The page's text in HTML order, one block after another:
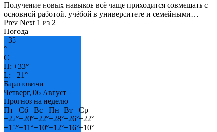
Получение новых навыков всё чаще приходится совмещать с
основной работой, учёбой в университете и семейными…
Prev Next 1 из 2
Погода
+33
°
C
H: +33°
L: +21°
Барановичи
Четверг, 06 Август
Прогноз на неделю
Пт
Сб Вс Пн Вт
Ср
+22°+20°+22°+28°+26°+22°
+15°+11°+10°+12°+16°+10°